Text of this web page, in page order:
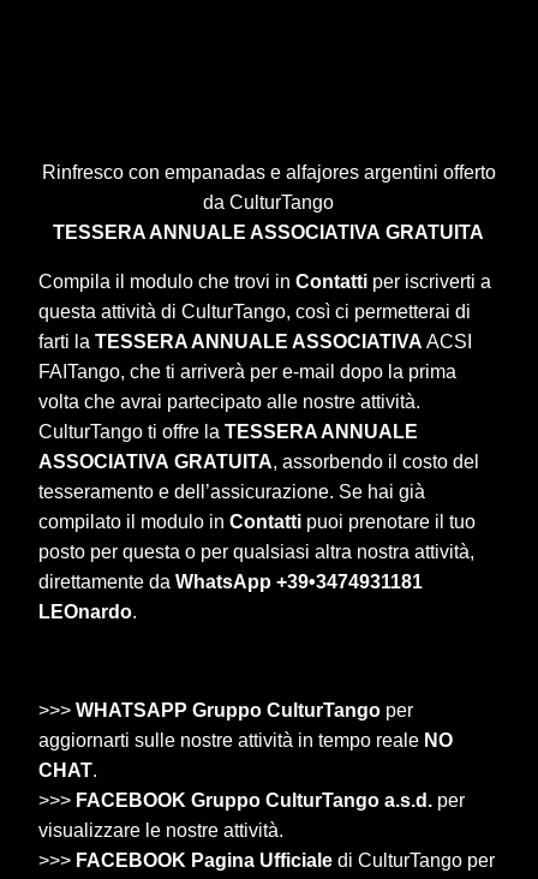
Rinfresco con empanadas e alfajores argentini offerto
da CulturTango
TESSERA ANNUALE ASSOCIATIVA GRATUITA
Compila il modulo che trovi inContatti per iscriverti a
questa attività di CulturTango, così ci permetterai di
farti laTESSERA ANNUALE ASSOCIATIVA ACSI
FAITango, che ti arriverà per e-mail dopo la prima
volta che avrai partecipato alle nostre attività.
CulturTango ti offre laTESSERA ANNUALE
ASSOCIATIVA GRATUITA, assorbendo il costo del
tesseramento e dell’assicurazione. Se hai già
compilato il modulo inContatti puoi prenotare il tuo
posto per questa o per qualsiasi altra nostra attività,
direttamente da WhatsApp +39•3474931181
LEOnardo.
>>>WHATSAPP Gruppo CulturTango per
aggiornarti sulle nostre attività in tempo reale NO
CHAT.
>>> FACEBOOK Gruppo CulturTango a.s.d. per
visualizzare le nostre attività.
>>> FACEBOOK Pagina Ufficiale di CulturTango per